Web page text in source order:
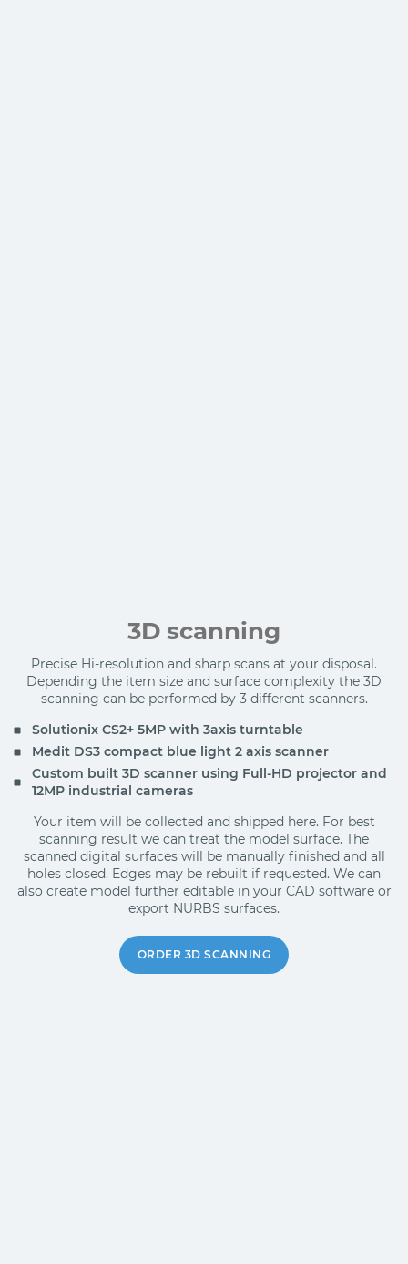
3D scanning
Precise Hi-resolution and sharp scans at your disposal.
Depending the item size and surface complexity the 3D
scanning can be performed by 3 different scanners.
Solutionix CS2+ 5MP with 3axis turntable
Medit DS3 compact blue light 2 axis scanner
Custom built 3D scanner using Full-HD projector and
12MP industrial cameras
Your item will be collected and shipped here. For best
scanning result we can treat the model surface. The
scanned digital surfaces will be manually finished and all
holes closed. Edges may be rebuilt if requested. We can
also create model further editable in your CAD software or
export NURBS surfaces.
ORDER 3D SCANNING